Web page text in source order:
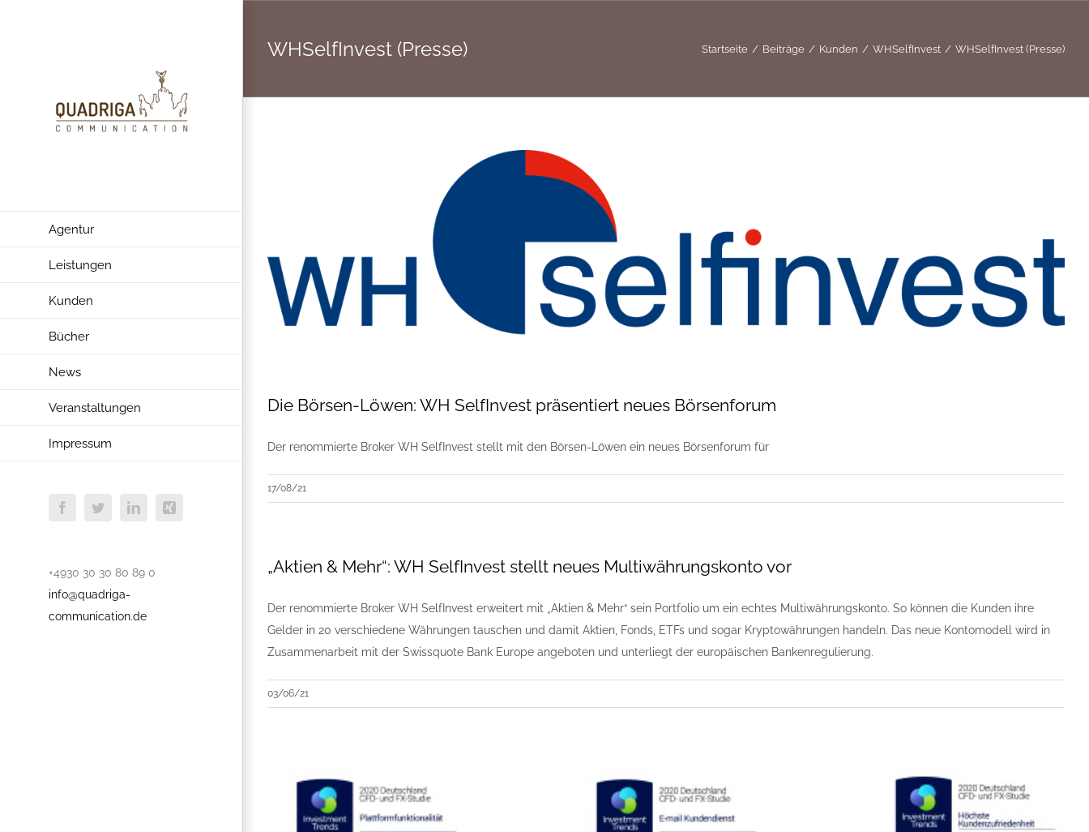
Agentur
Leistungen
Kunden
Bücher
News
Veranstaltungen
Impressum
FacebookTwitterLinkedInXing
+4930 30 30 80 89 0
info@quadriga-
communication.de
WHSelfInvest (Presse) Startseite Beiträge Kunden WHSelfInvest WHSelfInvest (Presse)
Die Börsen-Löwen: WH SelfInvest präsentiert neues Börsenforum
Der renommierte Broker WH SelfInvest stellt mit den Börsen-Löwen ein neues Börsenforum für
17/08/21
„Aktien & Mehr“: WH SelfInvest stellt neues Multiwährungskonto vor
Der renommierte Broker WH SelfInvest erweitert mit „Aktien & Mehr“ sein Portfolio um ein echtes Multiwährungskonto. So können die Kunden ihre
Gelder in 20 verschiedene Währungen tauschen und damit Aktien, Fonds, ETFs und sogar Kryptowährungen handeln. Das neue Kontomodell wird in
Zusammenarbeit mit der Swissquote Bank Europe angeboten und unterliegt der europäischen Bankenregulierung.
03/06/21